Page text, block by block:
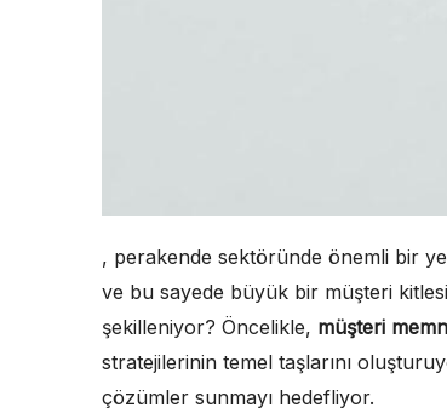
, perakende sektöründe önemli bir
ve bu sayede büyük bir müşteri
şekilleniyor? Öncelikle, müşteri
stratejilerinin temel taşlarını
çözümler sunmayı hedefliyor.